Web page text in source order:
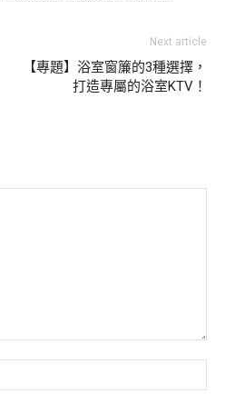
Next article
【專題】浴室窗簾的3種選擇，
打造專屬的浴室KTV！